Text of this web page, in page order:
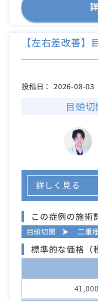
【左右差改善
投稿日： 2026-08-03
目頭
詳しく見る
この症例の施術
目頭切開 二重
標準的な価格（